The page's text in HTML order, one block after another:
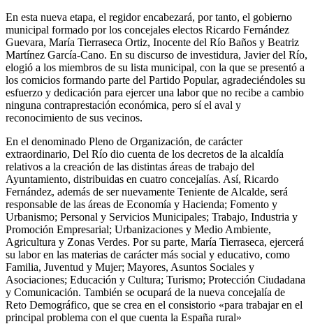
En esta nueva etapa, el regidor encabezará, por tanto, el gobierno
municipal formado por los concejales electos Ricardo Fernández
Guevara, María Tierraseca Ortiz, Inocente del Río Baños y Beatriz
Martínez García-Cano. En su discurso de investidura, Javier del Río,
elogió a los miembros de su lista municipal, con la que se presentó a
los comicios formando parte del Partido Popular, agradeciéndoles su
esfuerzo y dedicación para ejercer una labor que no recibe a cambio
ninguna contraprestación económica, pero sí el aval y
reconocimiento de sus vecinos.
En el denominado Pleno de Organización, de carácter
extraordinario, Del Río dio cuenta de los decretos de la alcaldía
relativos a la creación de las distintas áreas de trabajo del
Ayuntamiento, distribuidas en cuatro concejalías. Así, Ricardo
Fernández, además de ser nuevamente Teniente de Alcalde, será
responsable de las áreas de Economía y Hacienda; Fomento y
Urbanismo; Personal y Servicios Municipales; Trabajo, Industria y
Promoción Empresarial; Urbanizaciones y Medio Ambiente,
Agricultura y Zonas Verdes. Por su parte, María Tierraseca, ejercerá
su labor en las materias de carácter más social y educativo, como
Familia, Juventud y Mujer; Mayores, Asuntos Sociales y
Asociaciones; Educación y Cultura; Turismo; Protección Ciudadana
y Comunicación. También se ocupará de la nueva concejalía de
Reto Demográfico, que se crea en el consistorio «para trabajar en el
principal problema con el que cuenta la España rural»